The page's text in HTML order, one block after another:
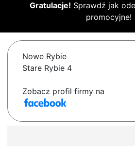
Gratulacje! Sprawdź jak
promocyjne!
Nowe Rybie
Stare Rybie 4
Zobacz profil firmy na